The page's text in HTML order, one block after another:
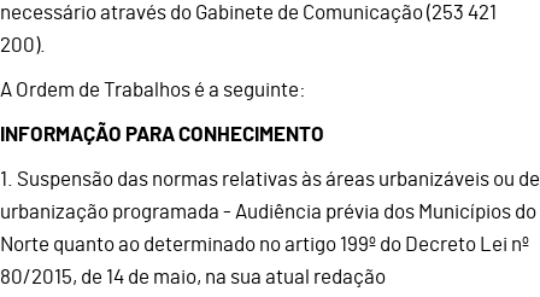
necessário através do Gabinete de Comunicação (253 421
200).
A Ordem de Trabalhos é a seguinte:
INFORMAÇÃO PARA CONHECIMENTO
1. Suspensão das normas relativas às áreas urbanizáveis ou de
urbanização programada - Audiência prévia dos Municípios do
Norte quanto ao determinado no artigo 199º do Decreto Lei nº
80/2015, de 14 de maio, na sua atual redação